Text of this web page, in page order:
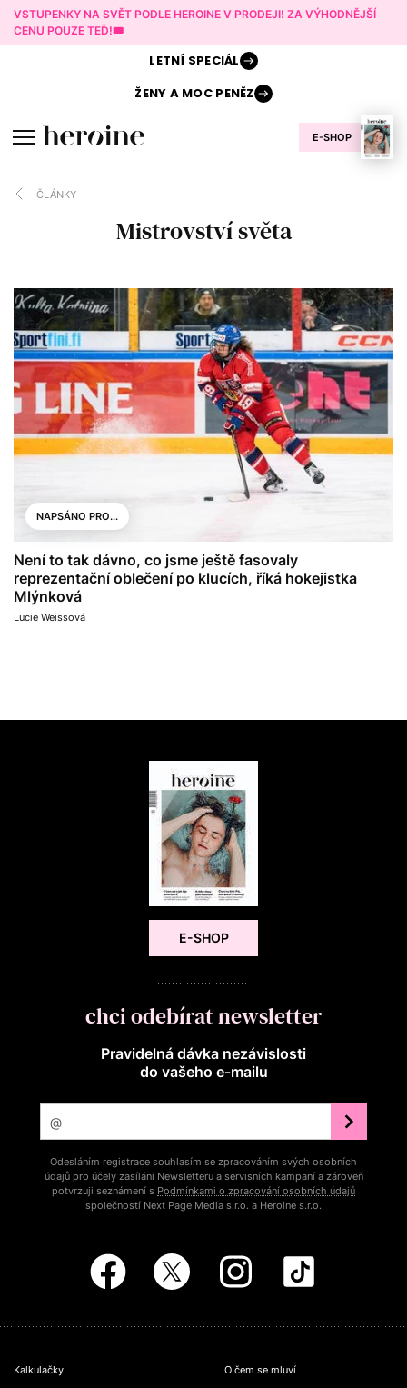
VSTUPENKY NA SVĚT PODLE HEROINE V PRODEJI! ZA VÝHODNĚJŠÍ
CENU POUZE TEĎ!🎟️
E-SHOP
LETNÍ SPECIÁL
ŽENY AMOC PENĚZ
ČLÁNKY
Mistrovství světa
NAPSÁNO PRO...
Není to tak dávno, co jsme ještě fasovaly
reprezentační oblečení po klucích, říká hokejistka
Mlýnková
Lucie Weissová
E-SHOP
chci odebírat newsletter
Pravidelná dávka nezávislosti
do vašeho e‑mailu
Odesláním registrace souhlasím se zpracováním svých osobních
údajů pro účely zasílání Newsletteru a servisních kampaní a zároveň
potvrzuji seznámení s Podmínkami o zpracování osobních údajů
společností Next Page Media s.r.o. a Heroine s.r.o.
Kalkulačky
O čem se mluví